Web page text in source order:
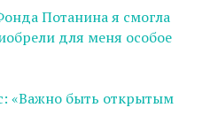
Потанина я смогла
для меня особое
«Важно быть открытым